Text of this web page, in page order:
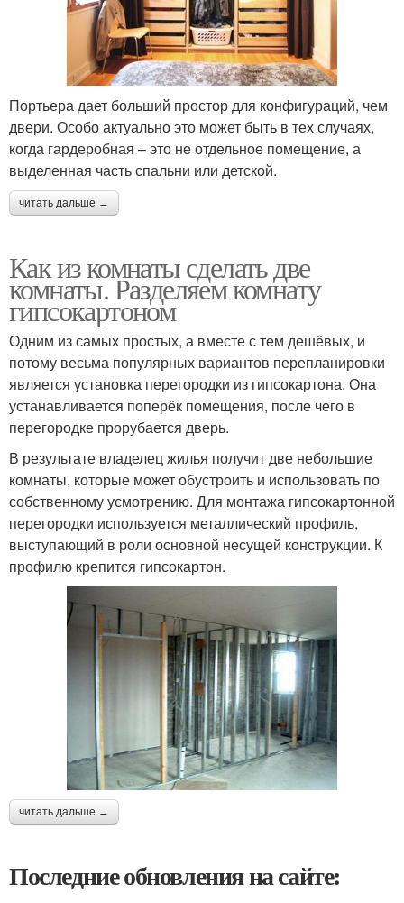
Портьера дает больший простор для конфигураций, чем
двери. Особо актуально это может быть в тех случаях,
когда гардеробная – это не отдельное помещение, а
выделенная часть спальни или детской.
читать дальше →
Как из комнаты сделать две
комнаты. Разделяем комнату
гипсокартоном
Одним из самых простых, а вместе с тем дешёвых, и
потому весьма популярных вариантов перепланировки
является установка перегородки из гипсокартона. Она
устанавливается поперёк помещения, после чего в
перегородке прорубается дверь.
В результате владелец жилья получит две небольшие
комнаты, которые может обустроить и использовать по
собственному усмотрению. Для монтажа гипсокартонной
перегородки используется металлический профиль,
выступающий в роли основной несущей конструкции. К
профилю крепится гипсокартон.
читать дальше →
Последние обновления на сайте: